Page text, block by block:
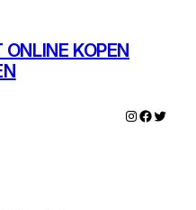
KOPEN
Instagram
Twitter